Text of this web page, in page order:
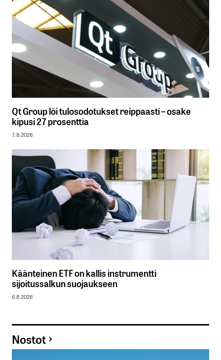
Qt Group löi tulosodotukset reippaasti – osake
kipusi 27 prosenttia
7.8.2026
Käänteinen ETF on kallis instrumentti
sijoitussalkun suojaukseen
6.8.2026
Nostot